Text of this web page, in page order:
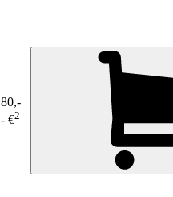
80,-
- €2